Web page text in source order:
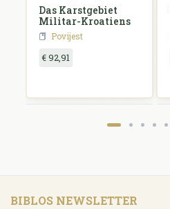
Das Karstgebiet
Militar-Kroatiens
Povijest
€ 92,91
BIBLOS NEWSLETTER